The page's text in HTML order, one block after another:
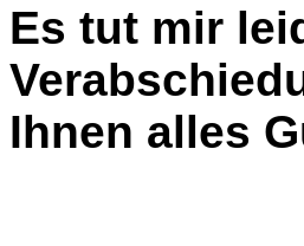
Es tut mir
Ihnen alles